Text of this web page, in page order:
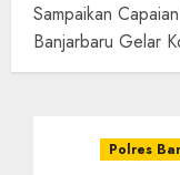
Sampaikan
Banjarbaru Gelar
Polres